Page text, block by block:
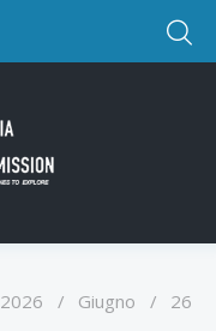
2026 / Giugno / 26